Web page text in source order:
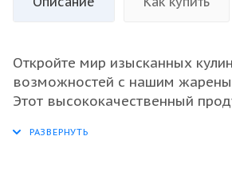
Откройте мир изысканных
возможностей с нашим
Этот высококачественный
обладает нежным вкусом и